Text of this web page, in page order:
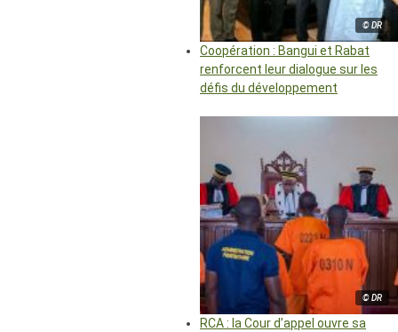
© DR
Coopération : Bangui et Rabat
renforcent leur dialogue sur les
défis du développement
© DR
RCA : la Cour d’appel ouvre sa